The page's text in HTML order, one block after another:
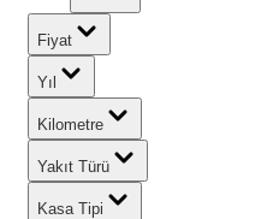
Fiyat
Yıl
Kilometre
Yakıt Türü
Kasa Tipi